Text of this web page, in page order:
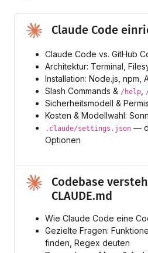
Claude Code
Claude Code vs. GitHub
Architektur: Terminal,
Installation: Node.js, npm,
Slash Commands & /help
Sicherheitsmodell &
Kosten & Modellwahl:
.claude/settings.json —
Optionen
Codebase
CLAUDE.md
Wie Claude Code eine
Gezielte Fragen:
finden, Regex deuten